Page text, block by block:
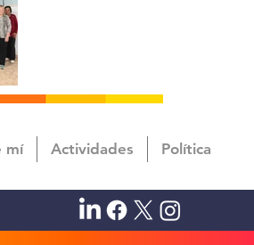
mí Actividades Política